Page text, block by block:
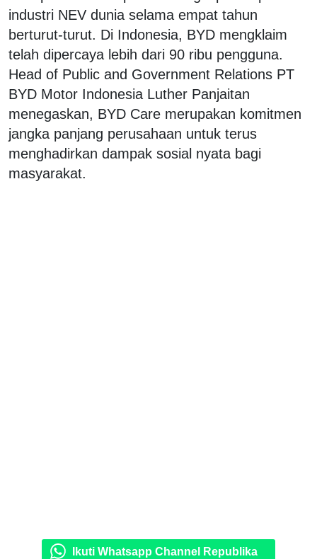
industri NEV dunia selama empat tahun
berturut-turut. Di Indonesia, BYD mengklaim
telah dipercaya lebih dari 90 ribu pengguna.
Head of Public and Government Relations PT
BYD Motor Indonesia Luther Panjaitan
menegaskan, BYD Care merupakan komitmen
jangka panjang perusahaan untuk terus
menghadirkan dampak sosial nyata bagi
masyarakat.
Ikuti Whatsapp Channel Republika